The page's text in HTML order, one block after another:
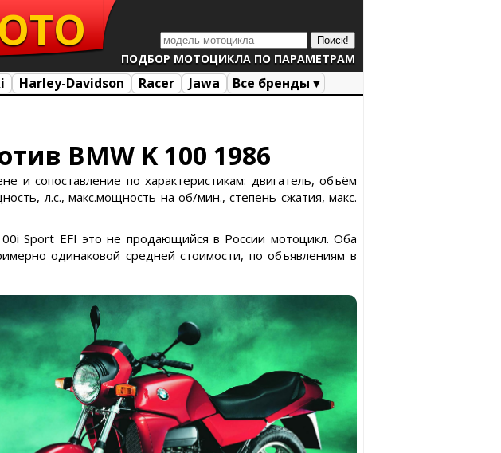
ПОДБОР МОТОЦИКЛА ПО ПАРАМЕТРАМ
Harley-Davidson Racer Jawa
Все бренды ▾
BMW K 100 1986
сопоставление по характеристикам: двигатель, объём
л.с., макс.мощность на об/мин., степень сжатия, макс.
Sport EFI это не продающийся в России мотоцикл. Оба
одинаковой средней стоимости, по объявлениям в